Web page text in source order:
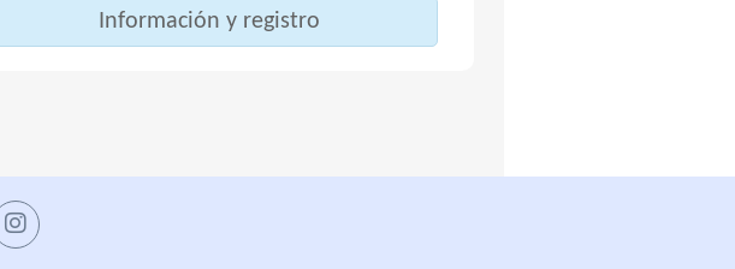
Información y registro